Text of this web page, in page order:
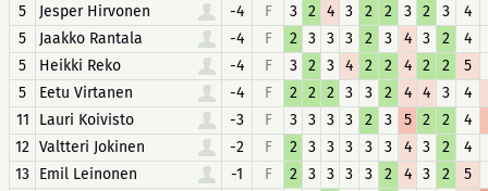
5
Jesper Hirvonen -4 F 3 2 4 3 2 2 3 2 3 4
5
Jaakko Rantala -4 F 2 3 3 3 2 3 4 3 2 4
5
Heikki Reko -4 F 3 2 3 4 2 2 4 2 2 5
5
Eetu Virtanen -4 F 2 2 2 3 3 2 4 4 3 4
11
Lauri Koivisto -3 F 3 3 3 3 2 3 5 2 2 4
12 Valtteri Jokinen -2 F 2 3 3 3 3 3 4 3 2 4
13 Emil Leinonen -1 F 2 3 3 3 3 2 4 3 2 5